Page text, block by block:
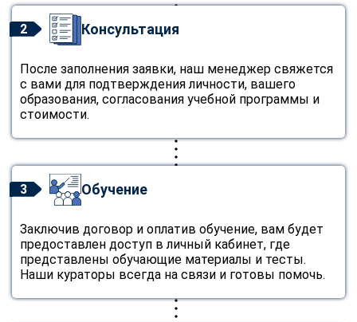
2 Консультация
После заполнения заявки, наш менеджер свяжется
с вами для подтверждения личности, вашего
образования, согласования учебной программы и
стоимости.
3 Обучение
Заключив договор и оплатив обучение, вам будет
предоставлен доступ в личный кабинет, где
представлены обучающие материалы и тесты.
Наши кураторы всегда на связи и готовы помочь.